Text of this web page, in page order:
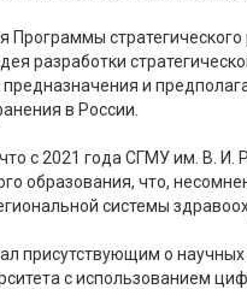
стратегического
разработки
и
в России.
с 2021 года СГМУ им. В. И.
образования, что,
системы
присутствующим о
с использованием